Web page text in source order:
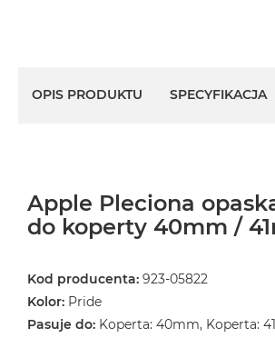
OPIS PRODUKTU SPECYFIKACJA
Apple Pleciona
do koperty 40mm /
Kod producenta: 923-05822
Kolor: Pride
Pasuje do: Koperta: 40mm, Koperta: